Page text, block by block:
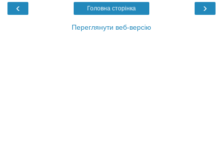
‹ ›
Головна сторінка
Переглянути веб-версію